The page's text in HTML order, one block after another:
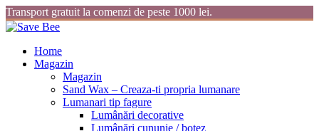
Transport gratuit la comenzi de peste 1000 lei.
Home
Magazin
Magazin
Sand Wax – Creaza-ti propria lumanare
Lumanari tip fagure
Lumânări decorative
Lumânări cununie / botez